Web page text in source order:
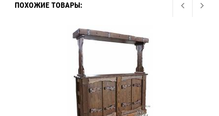
ПОХОЖИЕ ТОВАРЫ: